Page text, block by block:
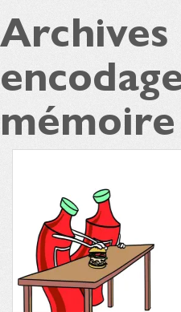
Archives
mémoire